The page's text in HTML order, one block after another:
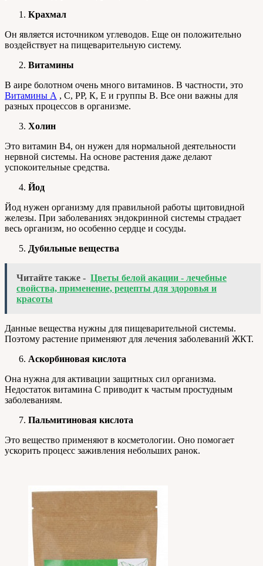
Крахмал
Он является источником углеводов. Еще он положительно
воздействует на пищеварительную систему.
Витамины
В аире болотном очень много витаминов. В частности, это
Витамины А , С, РР, К, Е и группы В. Все они важны для
разных процессов в организме.
Холин
Это витамин В4, он нужен для нормальной деятельности
нервной системы. На основе растения даже делают
успокоительные средства.
Йод
Йод нужен организму для правильной работы щитовидной
железы. При заболеваниях эндокринной системы страдает
весь организм, но особенно сердце и сосуды.
Дубильные вещества
Читайте также - Цветы белой акации - лечебные
свойства, применение, рецепты для здоровья и
красоты
Данные вещества нужны для пищеварительной системы.
Поэтому растение применяют для лечения заболеваний ЖКТ.
Аскорбиновая кислота
Она нужна для активации защитных сил организма.
Недостаток витамина С приводит к частым простудным
заболеваниям.
Пальмитиновая кислота
Это вещество применяют в косметологии. Оно помогает
ускорить процесс заживления небольших ранок.